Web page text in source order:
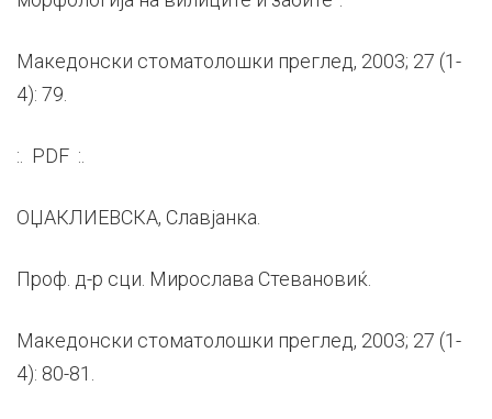
Македонски стоматолошки преглед, 2003; 27 (1-
4): 79.
:. PDF :.
ОЏАКЛИЕВСКА, Славјанка.
Проф. д-р сци. Мирослава Стевановиќ.
Македонски стоматолошки преглед, 2003; 27 (1-
4): 80-81.